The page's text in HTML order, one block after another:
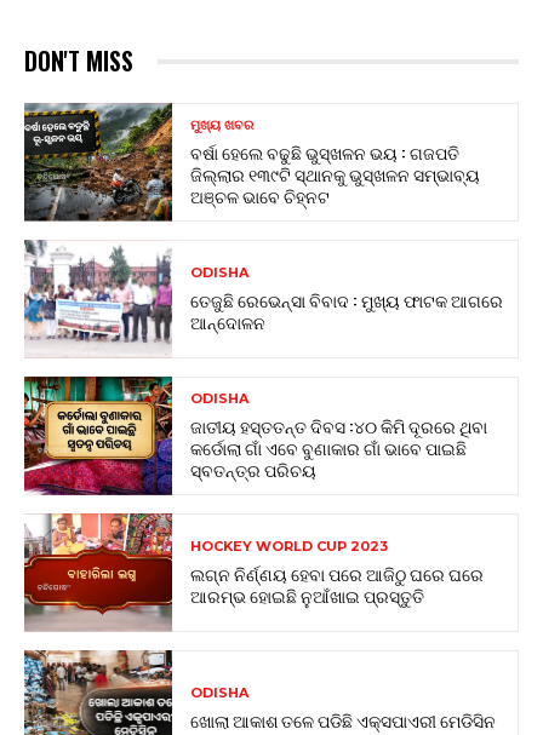
DON'T MISS
ମୁଖ୍ୟ ଖବର
ବର୍ଷା ହେଲେ ବଢୁଛି ଭୁସ୍ଖଳନ ଭୟ : ଗଜପତି
ଜିଲ୍ଲାର ୧୩୯ଟି ସ୍ଥାନକୁ ଭୁସ୍ଖଳନ ସମ୍ଭାବ୍ୟ
ଅଞ୍ଚଳ ଭାବେ ଚିହ୍ନଟ
ODISHA
ତେଜୁଛି ରେଭେନ୍ସା ବିବାଦ : ମୁଖ୍ୟ ଫାଟକ ଆଗରେ
ଆନ୍ଦୋଳନ
ODISHA
ଜାତୀୟ ହସ୍ତତନ୍ତ ଦିବସ :୪୦ କିମି ଦୂରରେ ଥିବା
କର୍ଡୋଲା ଗାଁ ଏବେ ବୁଣାକାର ଗାଁ ଭାବେ ପାଇଛି
ସ୍ବତନ୍ତ୍ର ପରିଚୟ
HOCKEY WORLD CUP 2023
ଲଗ୍ନ ନିର୍ଣ୍ଣୟ ହେବା ପରେ ଆଜିଠୁ ଘରେ ଘରେ
ଆରମ୍ଭ ହୋଇଛି ନୁଆଁଖାଇ ପ୍ରସ୍ତୁତି
ODISHA
ଖୋଲା ଆକାଶ ତଳେ ପଡିଛି ଏକ୍ସପାଏରୀ ମେଡିସିନ